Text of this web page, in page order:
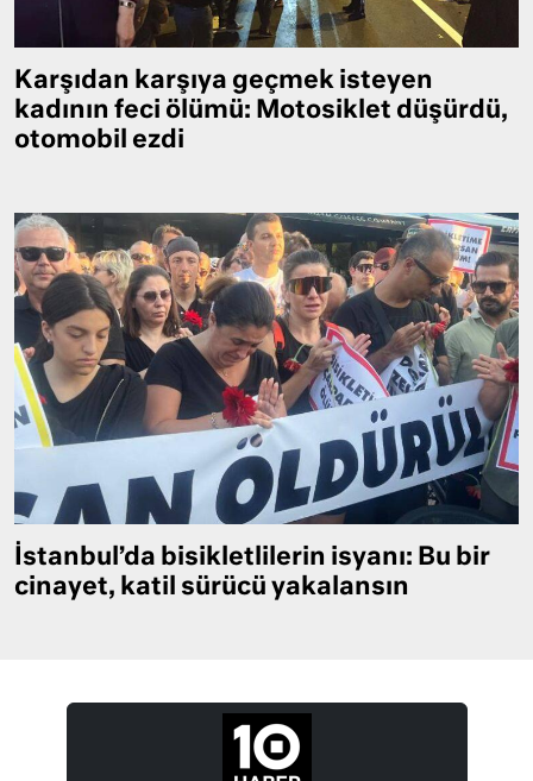
Karşıdan karşıya geçmek isteyen
kadının feci ölümü: Motosiklet düşürdü,
otomobil ezdi
İstanbul’da bisikletlilerin isyanı: Bu bir
cinayet, katil sürücü yakalansın